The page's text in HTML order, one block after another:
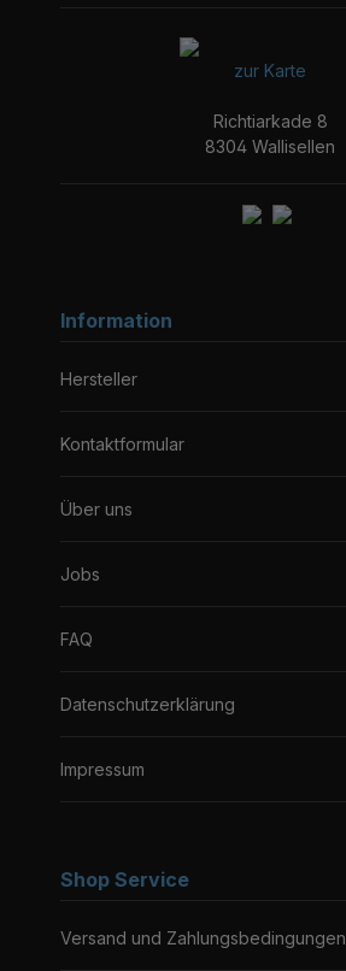
zur Karte
Richtiarkade 8
8304 Wallisellen
Information
Hersteller
Kontaktformular
Über uns
Jobs
FAQ
Datenschutzerklärung
Impressum
Shop Service
Versand und Zahlungsbedingungen